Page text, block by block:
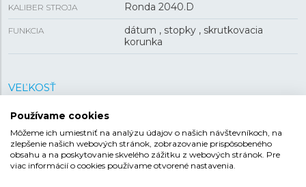
KALIBER STROJA Ronda 2040.D
FUNKCIA
dátum , stopky , skrutkovacia
korunka
VEĽKOSŤ
PUZDRO
HRÚBKA 13 mm
Používame cookies
Môžeme ich umiestniť na analýzu údajov o našich návštevníkoch, na
zlepšenie našich webových stránok, zobrazovanie prispôsobeného
obsahu a na poskytovanie skvelého zážitku z webových stránok. Pre
viac informácií o cookies používame otvorené nastavenia.